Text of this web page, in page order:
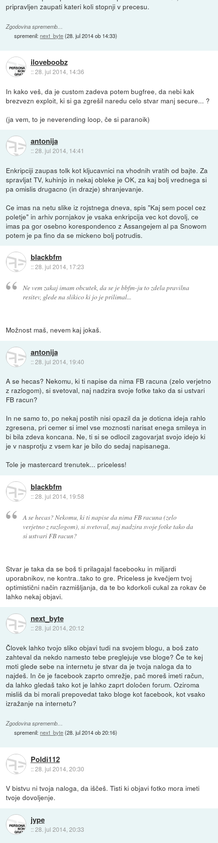
pripravljen zaupati kateri koli stopnji v precesu.
Zgodovina sprememb…
spremenil:next_byte(28. jul 2014 ob 14:33)
iloveboobz
::28. jul 2014, 14:36
In kako veš, da je custom zadeva potem bugfree, da nebi kak
brezvezn exploit, ki si ga zgrešil naredu celo stvar manj secure... ?
(ja vem, to je neverending loop, če si paranoik)
antonija
::28. jul 2014, 14:41
Enkripciji zaupas tolk kot kljucavnici na vhodnih vratih od bajte. Za
spravljat TV, kuhinjo in nekaj obleke je OK, za kaj bolj vrednega si
pa omislis drugacno (in drazje) shranjevanje.
Ce imas na netu slike iz rojstnega dneva, spis "Kaj sem pocel cez
poletje" in arhiv pornjakov je vsaka enkripcija vec kot dovolj, ce
imas pa gor osebno korespondenco z Assangejem al pa Snowom
potem je pa fino da se mickeno bolj potrudis.
blackbfm
::28. jul 2014, 17:23
Ne vem zakaj imam obcutek, da se je bbfm-ju to zdela pravilna
resitev, glede na slikico ki jo je prilimal...
Možnost maš, nevem kaj jokaš.
antonija
::28. jul 2014, 19:40
A se hecas? Nekomu, ki ti napise da nima FB racuna (zelo verjetno
z razlogom), si svetoval, naj nadzira svoje fotke tako da si ustvari
FB racun?
In ne samo to, po nekaj postih nisi opazil da je doticna ideja rahlo
zgresena, pri cemer si imel vse moznosti narisat enega smileya in
bi bila zdeva koncana. Ne, ti si se odlocil zagovarjat svojo idejo ki
je v nasprotju z vsem kar je bilo do sedaj napisanega.
Tole je mastercard trenutek... priceless!
blackbfm
::28. jul 2014, 19:58
A se hecas? Nekomu, ki ti napise da nima FB racuna (zelo
verjetno z razlogom), si svetoval, naj nadzira svoje fotke tako da
si ustvari FB racun?
Stvar je taka da se boš ti prilagajal facebooku in miljardi
uporabnikov, ne kontra..tako to gre. Priceless je kvečjem tvoj
optimistični način razmišljanja, da te bo kdorkoli cukal za rokav če
lahko nekaj objavi.
next_byte
::28. jul 2014, 20:12
Človek lahko tvojo sliko objavi tudi na svojem blogu, a boš zato
zahteval da nekdo namesto tebe preglejuje vse bloge? Če te kej
moti glede sebe na internetu je stvar da je tvoja naloga da to
najdeš. In če je facebook zaprto omrežje, pač moreš imeti račun,
da lahko gledaš tako kot je lahko zaprt določen forum. Oziroma
misliš da bi morali prepovedat tako bloge kot facebook, kot vsako
izražanje na internetu?
Zgodovina sprememb…
spremenil:next_byte(28. jul 2014 ob 20:16)
Poldi112
::28. jul 2014, 20:30
V bistvu ni tvoja naloga, da iščeš. Tisti ki objavi fotko mora imeti
tvoje dovoljenje.
jype
::28. jul 2014, 20:33